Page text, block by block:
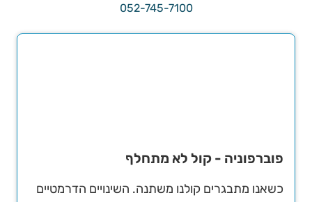
052-745-7100
פוברפוניה - קול לא מתחלף
כשאנו מתבגרים קולנו משתנה. השינויים הדרמטיים